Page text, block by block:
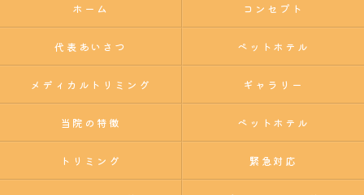
ホーム コンセプト
代表あいさつ ペットホテル
メディカルトリミング ギャラリー
当院の特徴 ペットホテル
トリミング 緊急対応